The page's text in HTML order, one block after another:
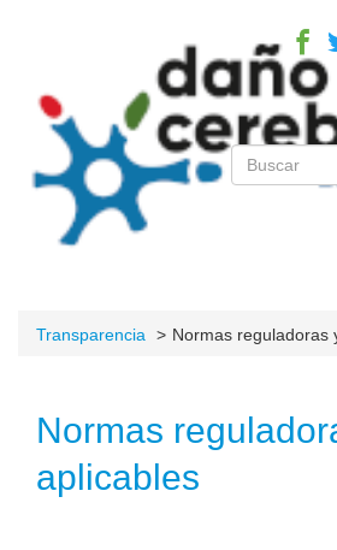
Transparencia Normas reguladoras
Normas
aplicables